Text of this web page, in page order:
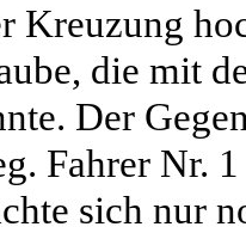
Kreuzung
die mit
Der
Fahrer Nr.
sich nur